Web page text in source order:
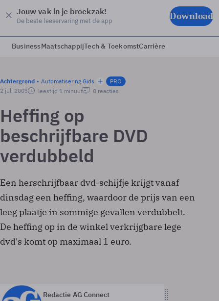
Jouw vak in je broekzak!
De beste leeservaring met de app Download
BusinessMaatschappijTech & ToekomstCarrière
Achtergrond Automatisering Gids
PRO
2 juli 2003
leestijd 1 minuut 0 reacties
Heffing op
beschrijfbare DVD
verdubbeld
Een herschrijfbaar dvd-schijfje krijgt vanaf
dinsdag een heffing, waardoor de prijs van een
leeg plaatje in sommige gevallen verdubbelt.
De heffing op in de winkel verkrijgbare lege
dvd's komt op maximaal 1 euro.
Redactie AG Connect